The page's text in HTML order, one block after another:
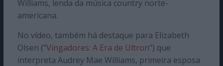
Williams, lenda da música country norte-
americana.
No vídeo, também há destaque para Elizabeth
Olsen (“Vingadores: A Era de Ultron“) que
interpreta Audrey Mae Williams, primeira esposa